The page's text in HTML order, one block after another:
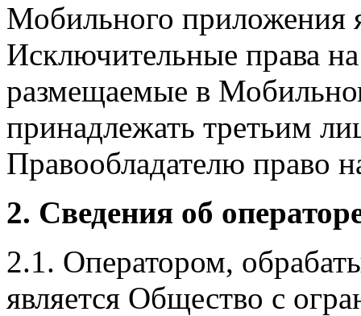
Мобильного приложения
Исключительные права
размещаемые в
принадлежать третьим
Правообладателю право
2. Сведения об
2.1. Оператором,
является Общество с